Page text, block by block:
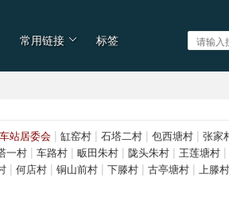
常用链接 标签
车站居委会 |缸窑村 |石塔二村 |包西塘村 |张家
一村 |车路村 |畈田朱村 |陇头朱村 | 王莲塘村
|何店村 |铜山前村 |下滕村 |古亭塘村 |上滕村